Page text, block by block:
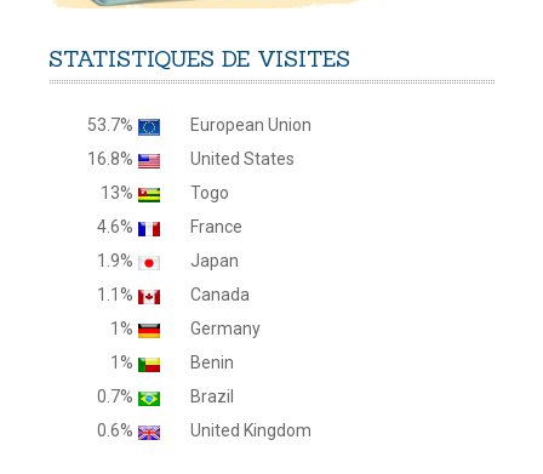
STATISTIQUES DE VISITES
53.7%
European Union
16.8%
United States
13%
Togo
4.6%
France
1.9%
Japan
1.1%
Canada
1%
Germany
1%
Benin
0.7%
Brazil
0.6%
United Kingdom